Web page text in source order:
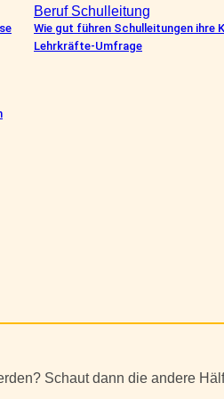
Beruf Schulleitung
Wie gut führen Schulleitungen ihre
Lehrkräfte-Umfrage
Schaut dann die andere